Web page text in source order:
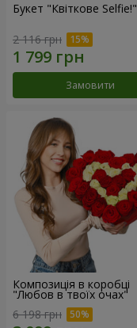
Букет "Квіткове Selfie!"
2 116 грн
Замовити
Композиція в коробці
"Любов в твоїх очах"
6 198 грн